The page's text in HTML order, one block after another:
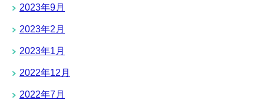
2023年9月
2023年2月
2023年1月
2022年12月
2022年7月